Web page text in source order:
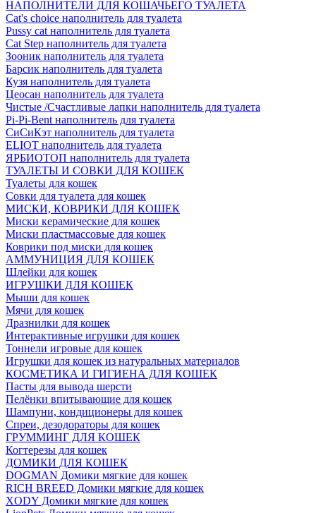
НАПОЛНИТЕЛИ ДЛЯ КОШАЧЬЕГО ТУАЛЕТА
Cat's choice наполнитель для туалета
Pussy cat наполнитель для туалета
Cat Step наполнитель для туалета
Зооник наполнитель для туалета
Барсик наполнитель для туалета
Кузя наполнитель для туалета
Цеосан наполнитель для туалета
Чистые /Счастливые лапки наполнитель для туалета
Pi-Pi-Bent наполнитель для туалета
СиСиКэт наполнитель для туалета
ELIOT наполнитель для туалета
ЯРБИОТОП наполнитель для туалета
ТУАЛЕТЫ И СОВКИ ДЛЯ КОШЕК
Туалеты для кошек
Совки для туалета для кошек
МИСКИ, КОВРИКИ ДЛЯ КОШЕК
Миски керамические для кошек
Миски пластмассовые для кошек
Коврики под миски для кошек
АММУНИЦИЯ ДЛЯ КОШЕК
Шлейки для кошек
ИГРУШКИ ДЛЯ КОШЕК
Мыши для кошек
Мячи для кошек
Дразнилки для кошек
Интерактивные игрушки для кошек
Тоннели игровые для кошек
Игрушки для кошек из натуральных материалов
КОСМЕТИКА И ГИГИЕНА ДЛЯ КОШЕК
Пасты для вывода шерсти
Пелёнки впитывающие для кошек
Шампуни, кондиционеры для кошек
Спреи, дезодораторы для кошек
ГРУММИНГ ДЛЯ КОШЕК
Когтерезы для кошек
ДОМИКИ ДЛЯ КОШЕК
DOGMAN Домики мягкие для кошек
RICH BREED Домики мягкие для кошек
XODY Домики мягкие для кошек